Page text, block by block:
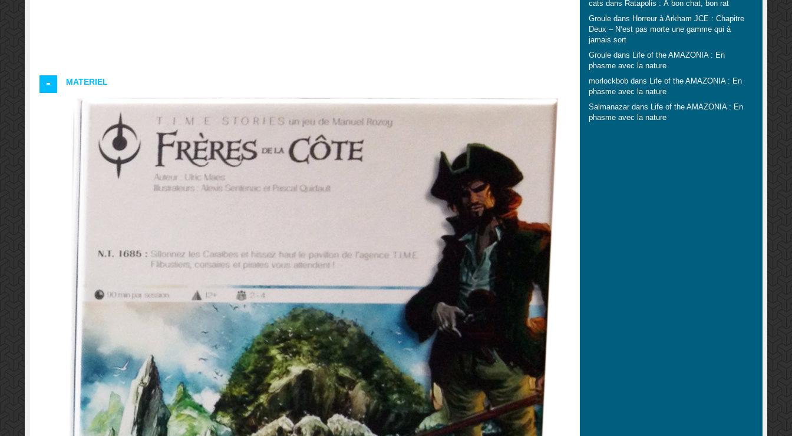
MATERIEL
cats dans Ratapolis : À bon chat, bon rat
Grouledans Horreur à Arkham JCE : Chapitre
Deux – N’est pas morte une gamme qui à
jamais sort
Grouledans Life of the AMAZONIA : En
phasme avec la nature
morlockbobdans Life of the AMAZONIA : En
phasme avec la nature
Salmanazardans Life of the AMAZONIA : En
phasme avec la nature